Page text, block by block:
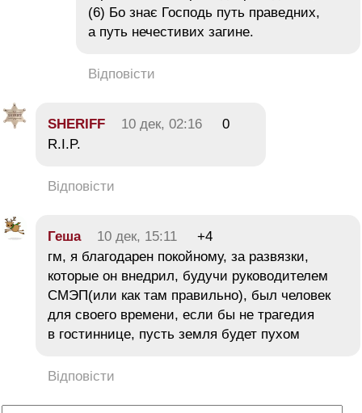
(6) Бо знає Господь путь праведних,
а путь нечестивих загине.
Відповісти
SHERIFF 10 дек, 02:16
0
R.I.P.
Відповісти
Геша 10 дек, 15:11
+4
гм, я благодарен покойному, за развязки,
которые он внедрил, будучи руководителем
СМЭП(или как там правильно), был человек
для своего времени, если бы не трагедия
в гостиннице, пусть земля будет пухом
Відповісти